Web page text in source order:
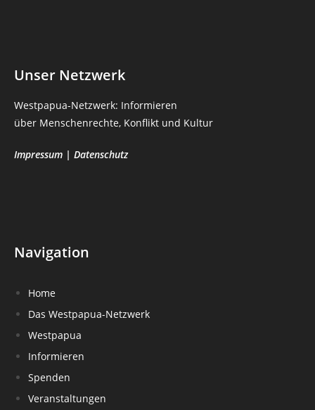
Unser Netzwerk
Westpapua-Netzwerk: Informieren
über Menschenrechte, Konflikt und Kultur
Impressum | Datenschutz
Navigation
Home
Das Westpapua-Netzwerk
Westpapua
Informieren
Spenden
Veranstaltungen